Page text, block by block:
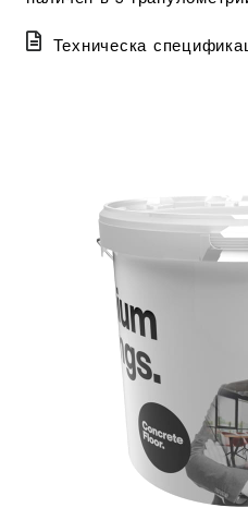
Техническа